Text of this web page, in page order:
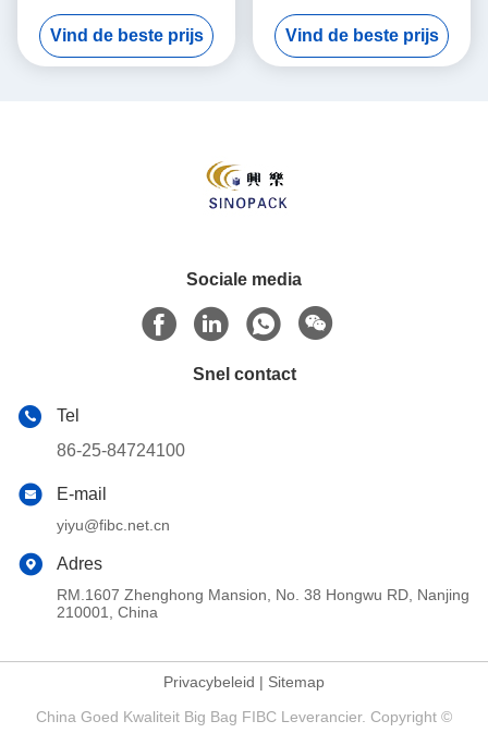
capaciteit voor industrieel
bulktransport
Vind de beste prijs
en 1000kg Laadvermogen
voor Veilig Transport
Vind de beste prijs
Sociale media
Snel contact
Tel
86-25-84724100
E-mail
yiyu@fibc.net.cn
Adres
RM.1607 Zhenghong Mansion, No. 38 Hongwu RD, Nanjing
210001, China
Privacybeleid | Sitemap
China Goed Kwaliteit Big Bag FIBC Leverancier. Copyright ©